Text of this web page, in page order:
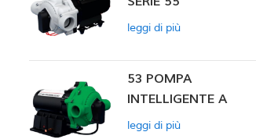
leggi di più
53 POMPA
INTELLIGENTE A
PRESSIONE
leggi di più